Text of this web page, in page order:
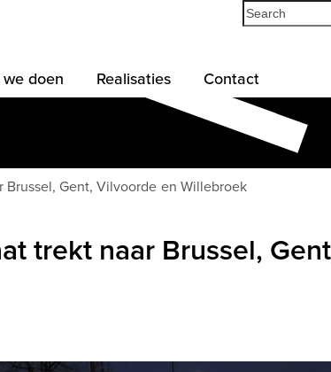
Search
doen Realisaties Contact
Brussel, Gent, Vilvoorde en Willebroek
trekt naar Brussel,